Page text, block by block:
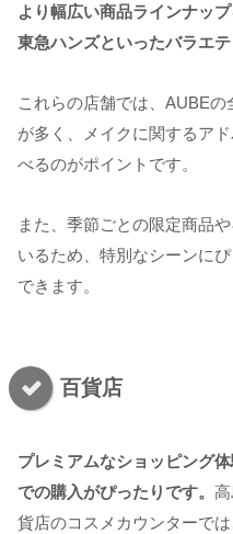
より幅広い商品ラインナッ
東急ハンズといったバラエテ
これらの店舗では、AUBE
が多く、メイクに関するア
べるのがポイントです。
また、季節ごとの限定商品
いるため、特別なシーンに
できます。
百貨店
プレミアムなショッピング
での購入がぴったりです。
貨店のコスメカウンターで